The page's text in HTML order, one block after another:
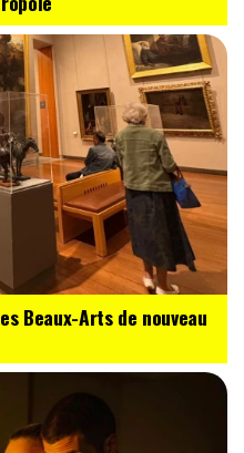
Beaux-Arts de nouveau